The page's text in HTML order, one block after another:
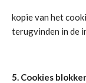
kopie van het
terugvinden in de
5. Cookies